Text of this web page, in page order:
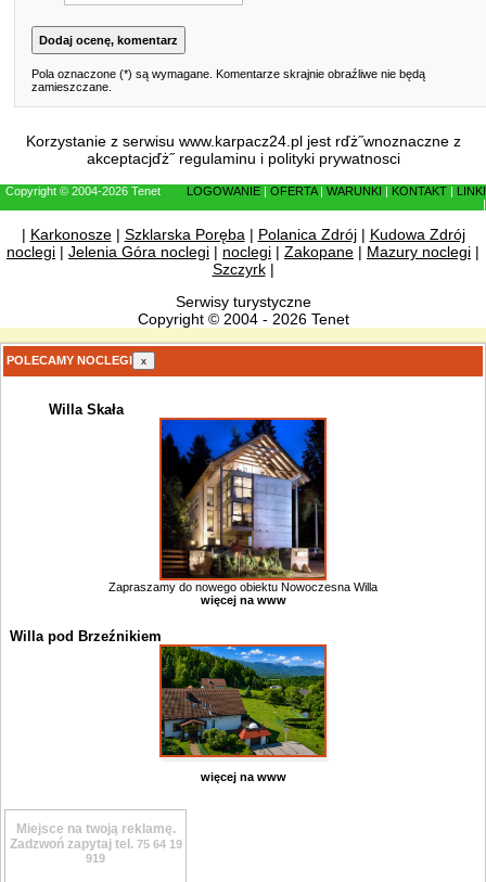
Pola oznaczone (*) są wymagane. Komentarze skrajnie obraźliwe nie będą
zamieszczane.
Korzystanie z serwisu www.karpacz24.pl jest rďż˝wnoznaczne z
akceptacjďż˝ regulaminu i polityki prywatnosci
Copyright © 2004-2026 Tenet LOGOWANIE OFERTA| WARUNKI KONTAKT
LINKI
| Karkonosze| Szklarska Poręba| Polanica Zdrój| Kudowa Zdrój
noclegi | Jelenia Góra noclegi | noclegi | Zakopane | Mazury noclegi |
Szczyrk|
Serwisy turystyczne
Copyright © 2004 - 2026 Tenet
POLECAMY NOCLEGI x
Willa Skała
Zapraszamy do nowego obiektu Nowoczesna Willa
więcej na www
Willa pod Brzeźnikiem
więcej na www
Miejsce na twoją reklamę.
Zadzwoń zapytaj tel. 75 64 19
919